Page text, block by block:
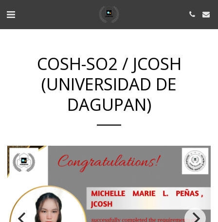
COSH-SO2 / JCOSH
(UNIVERSIDAD DE
DAGUPAN)